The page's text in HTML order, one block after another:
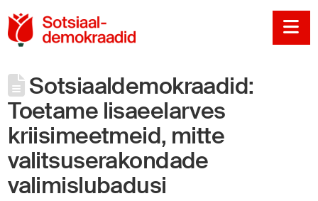
Sotsiaaldemokraadid:
Toetame lisaeelarves
kriisimeetmeid, mitte
valitsuserakondade
valimislubadusi